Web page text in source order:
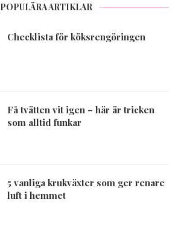
POPULÄRA ARTIKLAR
Checklista för köksrengöringen
Få tvätten vit igen – här är tricken
som alltid funkar
5 vanliga krukväxter som ger renare
luft i hemmet